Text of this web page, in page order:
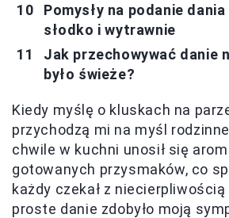
Pomysły na podanie
słodko i wytrawnie
Jak przechowywać danie
było świeże?
Kiedy myślę o kluskach na
przychodzą mi na myśl
chwile w kuchni unosił się
gotowanych przysmaków, co
każdy czekał z niecierpliwością
proste danie zdobyło moją